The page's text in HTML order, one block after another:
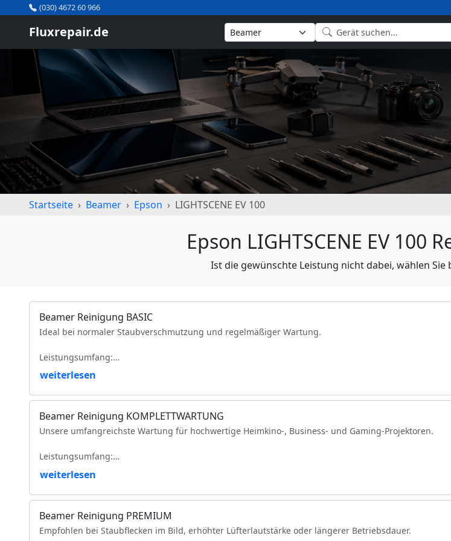
(030) 4672 60 966
Fluxrepair.de
Startseite Beamer Epson LIGHTSCENE EV 100
Epson LIGHTSCENE EV 100
Ist die gewünschte Leistung nicht dabei, wählen
Beamer Reinigung BASIC
Ideal bei normaler Staubverschmutzung und regelmäßiger Wartung.
Leistungsumfang:
Reinigung der Luftfilter und Gehäuseteile
Reinigung der Lüfter und Lüftungskanäle
Objektivreinigung
Entfernung loser Staubablagerungen im Geräteinneren
Funktionsprüfung
VDE-Sicherheitsprüfung
weiterlesen
Beamer Reinigung KOMPLETTWARTUNG
Unsere umfangreichste Wartung für hochwertige Heimkino-, Business- und Gaming-Projektoren.
Leistungsumfang:
Vollständige Zerlegung des Projektors (modellabhängig)
Komplette Reinigung des optischen Lichtwegs
Reinigung des DMD-/LCD-Bereichs
Reinigung und Prüfung des Farbrads
weiterlesen
Beamer Reinigung PREMIUM
Empfohlen bei Staubflecken im Bild, erhöhter Lüfterlautstärke oder längerer Betriebsdauer.